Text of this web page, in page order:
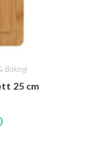
Baking
25 cm